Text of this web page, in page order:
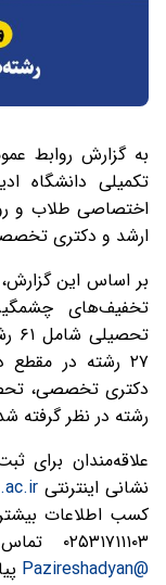
به گزارش روابط
تکمیلی دانشگاه
اختصاصی طلاب و
ارشد و دکتری تخصصی در سال
بر اساس این
تخفیف‌های
۲۷ رشته در
دکتری تخصصی،
رشته در نظر گرفته
علاقه‌مندان برای
نشانی اینترنتی
۰۲۵۳۱۷۱۱۱۰۳ تماس حاصل فرمایند یا به آیدی ایتا
@Pazireshadyan